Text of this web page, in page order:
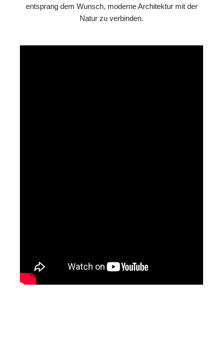
entsprang dem Wunsch, moderne Architektur mit der
Natur zu verbinden.